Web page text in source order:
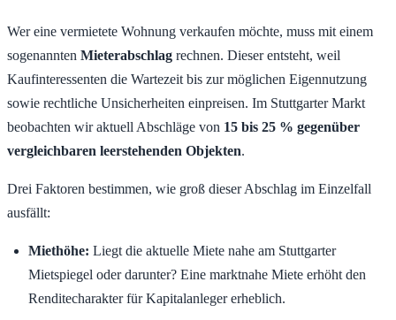
Wer eine vermietete Wohnung verkaufen möchte, muss mit einem
sogenannten Mieterabschlag rechnen. Dieser entsteht, weil
Kaufinteressenten die Wartezeit bis zur möglichen Eigennutzung
sowie rechtliche Unsicherheiten einpreisen. Im Stuttgarter Markt
beobachten wir aktuell Abschläge von 15 bis 25 % gegenüber
vergleichbaren leerstehenden Objekten.
Drei Faktoren bestimmen, wie groß dieser Abschlag im Einzelfall
ausfällt:
Miethöhe: Liegt die aktuelle Miete nahe am Stuttgarter
Mietspiegel oder darunter? Eine marktnahe Miete erhöht den
Renditecharakter für Kapitalanleger erheblich.